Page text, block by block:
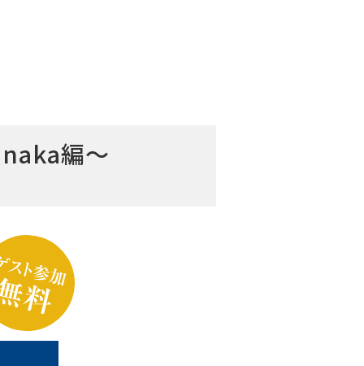
編～